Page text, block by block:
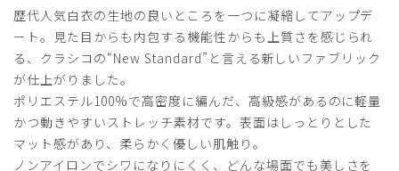
購入確認済み
年齢:50代 身長:156-160cm 体重:46-50kg
とても着心地が良く、気に入っています。また、購入したい
と思います。
商品： M04レディース白衣:ライトジャージーコート/
白/M
歴代人気白衣の生地の良いところを一つに凝縮してアップデ
ート。見た目からも内包する機能性からも上質さを感じられ
る、クラシコの“New Standard”と言える新しいファブリック
が仕上がりました。
ポリエステル100%で高密度に編んだ、高級感があるのに軽量
かつ動きやすいストレッチ素材です。表面はしっとりとした
マット感があり、柔らかく優しい肌触り。
ノンアイロンでシワになりにくく、どんな場面でも美しさを